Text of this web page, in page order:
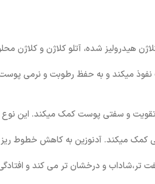
میکند و به حفظ رطوبت و نرمی
تقویت و سفتی پوست کمک میکند. این
کمک میکند. آدنوزین به کاهش خطوط
تر،شاداب و درخشان تر می کند و